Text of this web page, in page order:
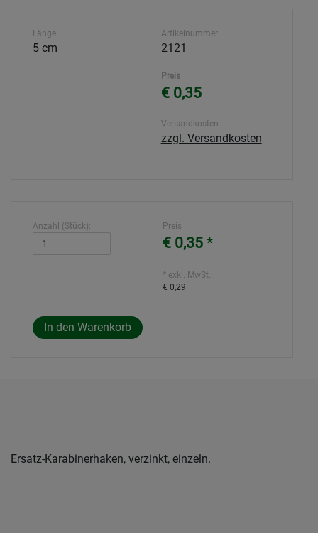
Länge
5 cm
Artikelnummer
2121
Preis
€ 0,35
Versandkosten
zzgl. Versandkosten
Anzahl (Stück): Preis
€ 0,35 *
* exkl. MwSt.:
€ 0,29
Ersatz-Karabinerhaken, verzinkt, einzeln.